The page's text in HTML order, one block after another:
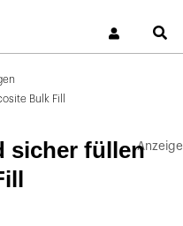
Bulk Fill
sicher füllen